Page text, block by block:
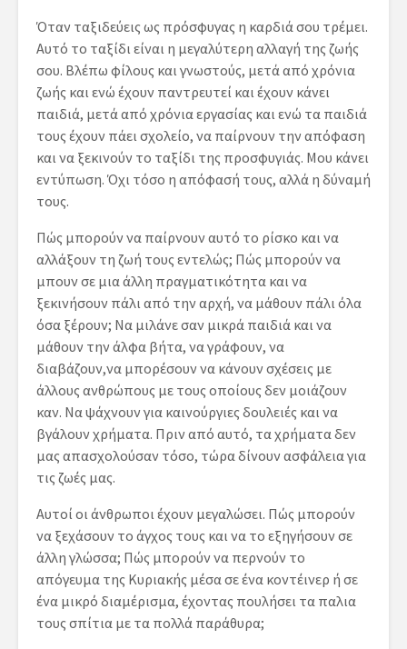
Όταν ταξιδεύεις ως πρόσφυγας η καρδιά σου τρέμει.
Αυτό το ταξίδι είναι η μεγαλύτερη αλλαγή της ζωής
σου. Βλέπω φίλους και γνωστούς, μετά από χρόνια
ζωής και ενώ έχουν παντρευτεί και έχουν κάνει
παιδιά, μετά από χρόνια εργασίας και ενώ τα παιδιά
τους έχουν πάει σχολείο, να παίρνουν την απόφαση
και να ξεκινούν το ταξίδι της προσφυγιάς. Μου κάνει
εντύπωση. Όχι τόσο η απόφασή τους, αλλά η δύναμή
τους.
Πώς μπορούν να παίρνουν αυτό το ρίσκο και να
αλλάξουν τη ζωή τους εντελώς; Πώς μπορούν να
μπουν σε μια άλλη πραγματικότητα και να
ξεκινήσουν πάλι από την αρχή, να μάθουν πάλι όλα
όσα ξέρουν; Να μιλάνε σαν μικρά παιδιά και να
μάθουν την άλφα βήτα, να γράφουν, να
διαβάζουν,να μπορέσουν να κάνουν σχέσεις με
άλλους ανθρώπους με τους οποίους δεν μοιάζουν
καν. Να ψάχνουν για καινούργιες δουλειές και να
βγάλουν χρήματα. Πριν από αυτό, τα χρήματα δεν
μας απασχολούσαν τόσο, τώρα δίνουν ασφάλεια για
τις ζωές μας.
Αυτοί οι άνθρωποι έχουν μεγαλώσει. Πώς μπορούν
να ξεχάσουν το άγχος τους και να το εξηγήσουν σε
άλλη γλώσσα; Πώς μπορούν να περνούν το
απόγευμα της Κυριακής μέσα σε ένα κοντέινερ ή σε
ένα μικρό διαμέρισμα, έχοντας πουλήσει τα παλια
τους σπίτια με τα πολλά παράθυρα;